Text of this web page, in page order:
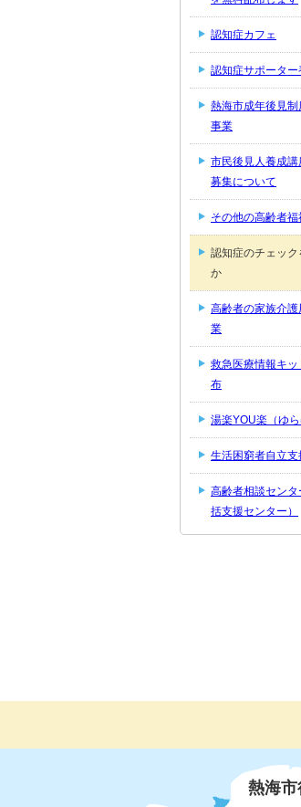
認知症カフェ
認知症サポーター
熱海市成年後見制
事業
市民後見人養成
募集について
その他の高齢者
認知症のチェック
か
高齢者の家族介
業
救急医療情報キ
布
湯楽YOU楽（ゆ
生活困窮者自立支
高齢者相談セン
括支援センター）
熱海市